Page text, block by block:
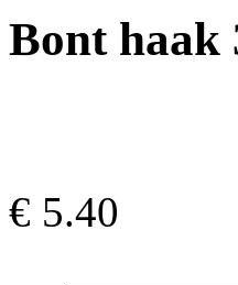
Bont haak
€ 5.40